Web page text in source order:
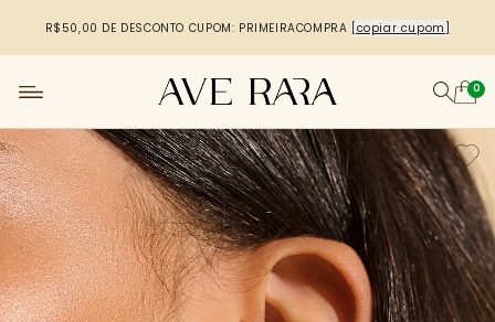
R$50,00 DE DESCONTO CUPOM: PRIMEIRACOMPRA [copiar cupom]
0